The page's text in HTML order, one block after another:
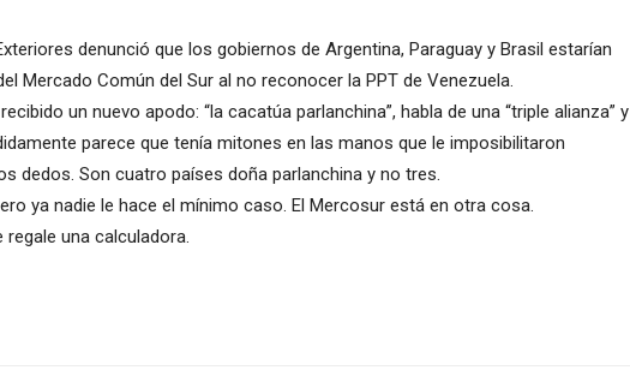
denunció que los gobiernos de Argentina, Paraguay y Brasil estarían
Mercado Común del Sur al no reconocer la PPT de Venezuela.
un nuevo apodo: “la cacatúa parlanchina”, habla de una “triple alianza” y
parece que tenía mitones en las manos que le imposibilitaron
dedos. Son cuatro países doña parlanchina y no tres.
ya nadie le hace el mínimo caso. El Mercosur está en otra cosa.
regale una calculadora.